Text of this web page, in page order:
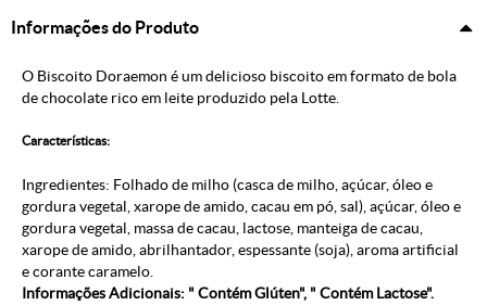
Informações do Produto
O Biscoito Doraemon é um delicioso biscoito em formato de bola
de chocolate rico em leite produzido pela Lotte.
Características:
Ingredientes: Folhado de milho (casca de milho, açúcar, óleo e
gordura vegetal, xarope de amido, cacau em pó, sal), açúcar, óleo e
gordura vegetal, massa de cacau, lactose, manteiga de cacau,
xarope de amido, abrilhantador, espessante (soja), aroma artificial
e corante caramelo.
Informações Adicionais: " Contém Glúten", " Contém Lactose".